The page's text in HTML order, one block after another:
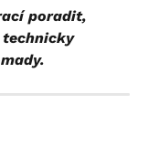
poradit,
technicky